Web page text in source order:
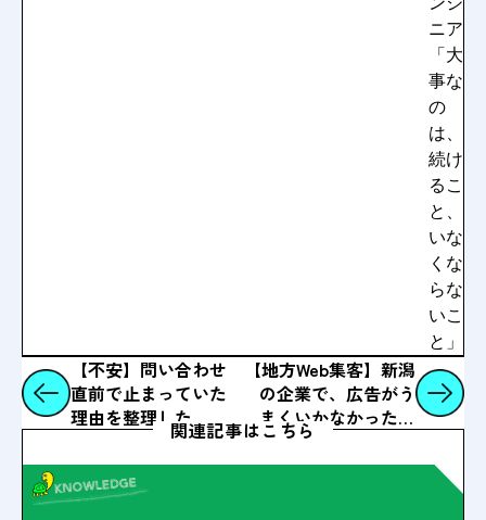
ニア
「大
事な
の
は、
続け
るこ
と、
いな
くな
らな
いこ
と」
【不安】問い合わせ
直前で止まっていた
理由を整理した
【地方Web集客】新潟
の企業で、広告がう
まくいかなかったと
関連記事はこちら